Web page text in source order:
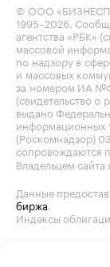
© ООО
1995–2026 .
агентства «РБК»
массовой
по надзору в
и массовых
за номером ИА
(свидетельство о
выдано
информационных
(Роскомнадзор)
сопровождаются
Владельцем
Данные
биржа
Индексы